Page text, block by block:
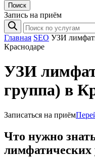
Поиск
Запись на приём
Главная SEO УЗИ
Краснодаре
УЗИ
группа) в
Записаться на приём
Что нужно
лимфатических